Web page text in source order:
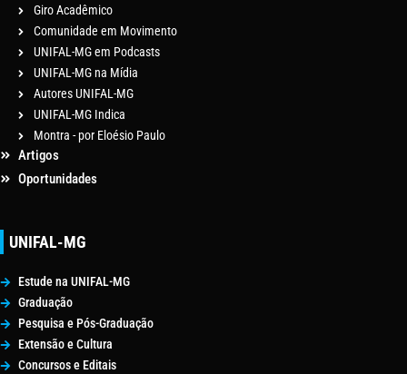
Giro Acadêmico
Comunidade em Movimento
UNIFAL-MG em Podcasts
UNIFAL-MG na Mídia
Autores UNIFAL-MG
UNIFAL-MG Indica
Montra - por Eloésio Paulo
Artigos
Oportunidades
UNIFAL-MG
Estude na UNIFAL-MG
Graduação
Pesquisa e Pós-Graduação
Extensão e Cultura
Concursos e Editais